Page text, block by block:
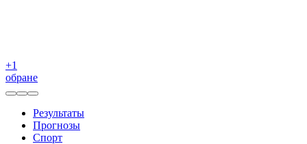
+1
обране
Результаты
Прогнозы
Спорт